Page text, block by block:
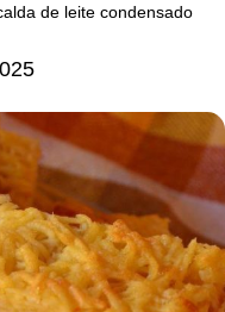
de leite condensado